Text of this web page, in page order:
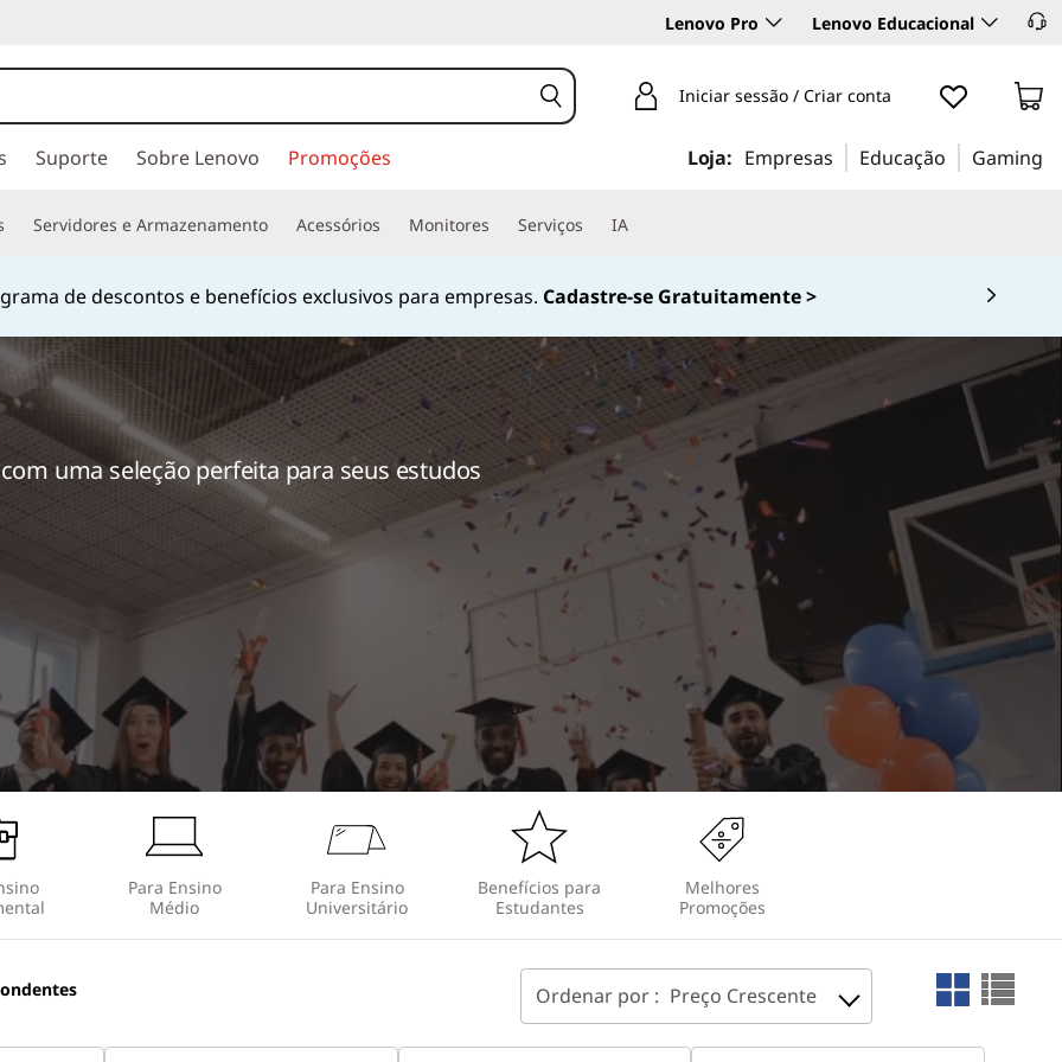
Lenovo Pro Lenovo Educacional
Iniciar sessão / Criar conta
Suporte Sobre Lenovo Promoções Loja: Empresas Educação Gaming
Servidores e Armazenamento Acessórios Monitores Serviços IA
de descontos e benefícios exclusivos para empresas. Cadastre-se Gratuitamente >
uma seleção perfeita para seus estudos
Para Ensino
Médio
Para Ensino
Universitário
Benefícios para
Estudantes
Melhores
Promoções
Ordenar por : Preço Crescente